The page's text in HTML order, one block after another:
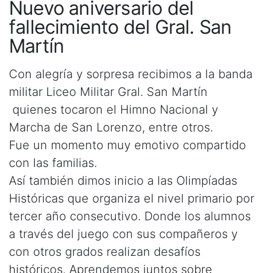
Nuevo aniversario del
fallecimiento del Gral. San
Martín
Con alegría y sorpresa recibimos a la banda
militar Liceo Militar Gral. San Martín
quienes tocaron el Himno Nacional y
Marcha de San Lorenzo, entre otros.
Fue un momento muy emotivo compartido
con las familias.
Así también dimos inicio a las Olimpíadas
Históricas que organiza el nivel primario por
tercer año consecutivo. Donde los alumnos
a través del juego con sus compañeros y
con otros grados realizan desafíos
históricos. Aprendemos juntos sobre